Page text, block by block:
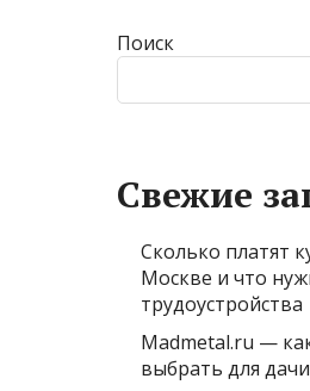
Поиск
Свежие
Сколько платят
Москве и что
трудоустройства
Madmetal.ru —
выбрать для